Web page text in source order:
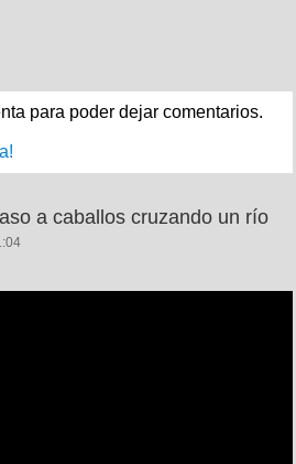
para poder dejar comentarios.
a caballos cruzando un río